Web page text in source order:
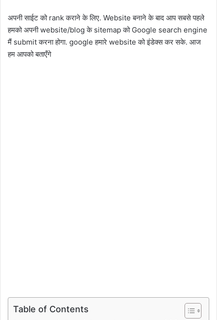
अपनी साईट को rank कराने के लिए. Website बनाने के बाद आप सबसे पहले
हमको अपनी website/blog के sitemap को Google search engine
मैं submit करना होगा. google हमारे website को इंडेक्स कर सके. आज
हम आपको बताएँगे
Table of Contents